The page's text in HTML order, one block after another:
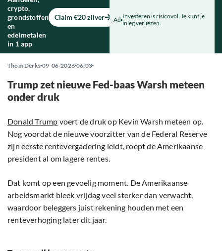
crypto,
grondstoffen
en
edelmetalen
in 1 app
Claim €20 zilver Ad Investeren is risicovol. Je kunt je
inleg verliezen.
Thom Derks 09-06-2026 06:03
Trump zet nieuwe Fed-baas Warsh meteen
onder druk
Donald Trump voert de druk op Kevin Warsh meteen op.
Nog voordat de nieuwe voorzitter van de Federal Reserve
zijn eerste rentevergadering leidt, roept de Amerikaanse
president al om lagere rentes.
Dat komt op een gevoelig moment. De Amerikaanse
arbeidsmarkt bleek vrijdag veel sterker dan verwacht,
waardoor beleggers juist rekening houden met een
renteverhoging later dit jaar.